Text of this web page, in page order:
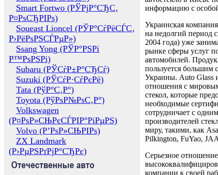
Smart Fortwo (РЎРјР°СЂС‚
Р¤РѕСЂРІРѕ)
Soueast Lioncel (РЎР°СѓРёСЃС‚
Р›РёРѕРЅСЃРµР»)
Ssang Yong (РЎР°РЅРі
Р™РѕРЅРі)
Subaru (РЎСѓР±Р°СЂСѓ)
Suzuki (РЎСѓР·СѓРєРё)
Tata (РўР°С‚Р°)
Toyota (РўРѕР№РѕС‚Р°)
Volkswagen
(Р¤РѕР»СЊРєСЃРІР°РіРµРЅ)
Volvo (Р’РѕР»СЊРІРѕ)
ZX Landmark
(Р›РµРЅРґРјР°СЂРє)
Отечественные авто
информацию с
Украинская
на недолгий период
2004 года) уже
рынке сферы услуг
автомобилей.
пользуется большим
Украины. Auto Glass
отношения с
стекол, которые
необходимые
сотрудничает с
производителей
миру, такими, как
Pilkington, FuYao,
Серьезное отношение
компании к своей